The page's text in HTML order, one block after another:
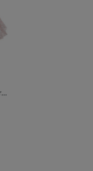
Dievčenské šaty Paloma svetlo ružové